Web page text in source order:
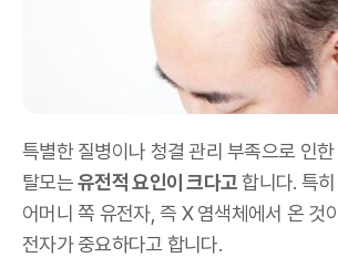
특별한 질병이나 청결 관리 부족으로 인
탈모는유전적 요인이 크다고합니다. 특
어머니 쪽 유전자, 즉 X 염색체에서 온 것
전자가 중요하다고 합니다.